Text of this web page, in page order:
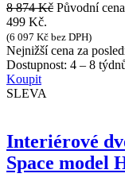
8 874Kč Původní
499 Kč.
(6 097 Kč bez DPH)
Nejnižší cena za
Dostupnost: 4 – 8
Koupit
SLEVA
Interiérové
Space model